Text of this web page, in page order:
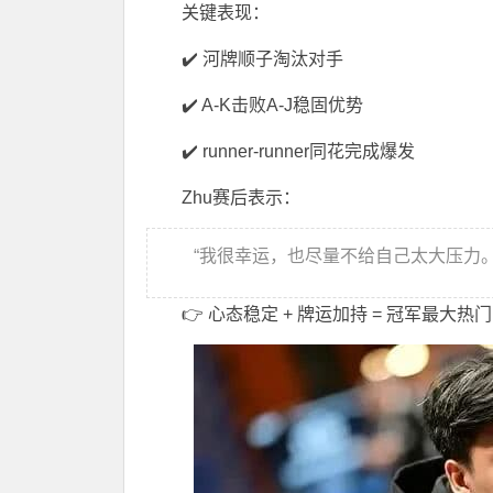
关键表现：
✔️ 河牌顺子淘汰对手
✔️ A-K击败A-J稳固优势
✔️ runner-runner同花完成爆发
Zhu赛后表示：
“我很幸运，也尽量不给自己太大压力
👉 心态稳定 + 牌运加持 = 冠军最大热门